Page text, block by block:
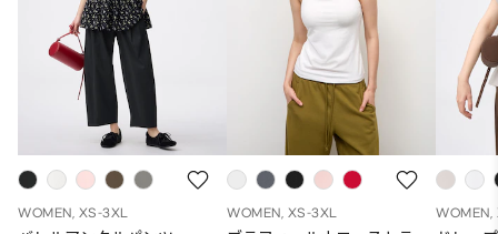
WOMEN, XS-3XL WOMEN, XS-3XL WOMEN,